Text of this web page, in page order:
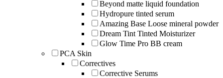
Beyond matte liquid foundation
Hydropure tinted serum
Amazing Base Loose mineral powder
Dream Tint Tinted Moisturizer
Glow Time Pro BB cream
PCA Skin
Correctives
Corrective Serums